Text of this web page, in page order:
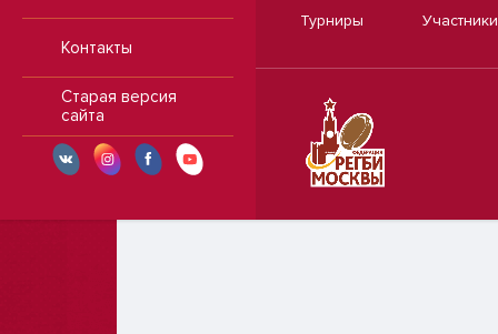
Контакты
Старая версия
сайта
Турниры Участники